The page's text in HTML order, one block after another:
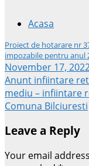
Acasa
Proiect de hotarare nr
impozabile pentru anul
November 17,
Post
Anunt infiintare
mediu – infiintare
Comuna Bilciuresti
Leave a Reply
Your email